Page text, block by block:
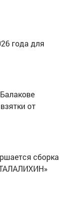
года для
от
сборка